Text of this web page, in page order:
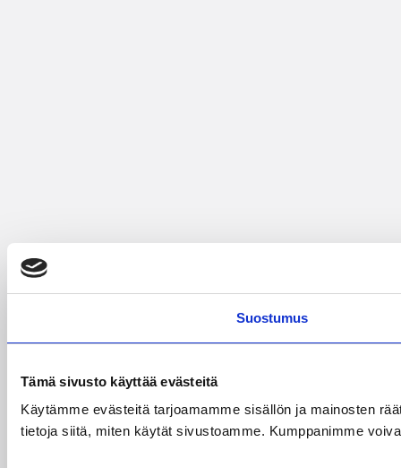
Suostumus
Tämä sivusto käyttää evästeitä
Käytämme evästeitä tarjoamamme sisällön ja mainosten
tietoja siitä, miten käytät sivustoamme. Kumppanimme